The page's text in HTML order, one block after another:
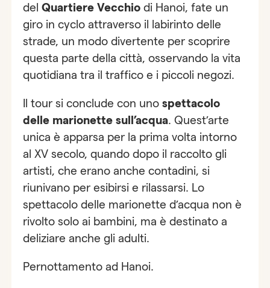
delQuartiere Vecchiodi Hanoi, fate un
giro in cyclo attraverso il labirinto delle
strade, un modo divertente per scoprire
questa parte della città, osservando la vita
quotidiana tra il traffico e i piccoli negozi.
Il tour si conclude con unospettacolo
delle marionette sull’acqua. Quest’arte
unica è apparsa per la prima volta intorno
al XV secolo, quando dopo il raccolto gli
artisti, che erano anche contadini, si
riunivano per esibirsi e rilassarsi. Lo
spettacolo delle marionette d’acqua non è
rivolto solo ai bambini, ma è destinato a
deliziare anche gli adulti.
Pernottamento ad Hanoi.